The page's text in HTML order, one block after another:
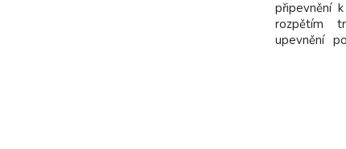
připevnění
rozpětím
upevnění